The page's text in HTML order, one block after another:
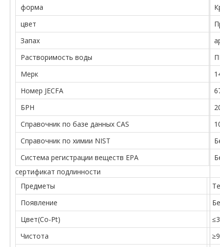
форма
цвет
Запах
Растворимость воды
Мерк
Номер JECFA
БРН
Справочник по базе данных CAS
Справочник по химии NIST
Система регистрации веществ EPA
сертификат подлинности
Предметы
Появление
Цвет(Co-Pt)
Чистота